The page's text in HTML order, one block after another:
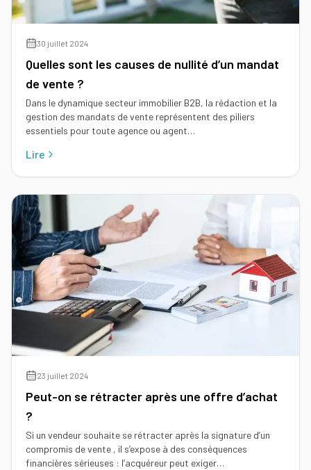
30 juillet 2024
Quelles sont les causes de nullité d’un mandat
de vente ?
Dans le dynamique secteur immobilier B2B, la rédaction et la
gestion des mandats de vente représentent des piliers
essentiels pour toute agence ou agent…
Lire
23 juillet 2024
Peut-on se rétracter après une offre d’achat
?
Si un vendeur souhaite se rétracter après la signature d’un
compromis de vente , il s’expose à des conséquences
financières sérieuses : l’acquéreur peut exiger…